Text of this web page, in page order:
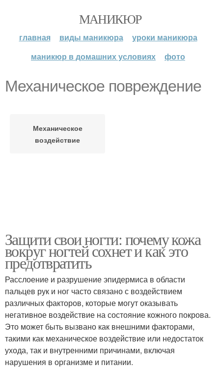
МАНИКЮР
главная виды маникюра
уроки маникюра
маникюр в домашних условиях
фото
Механическое повреждение
Механическое
воздействие
Защити свои ногти: почему кожа
вокруг ногтей сохнет и как это
предотвратить
Расслоение и разрушение эпидермиса в области
пальцев рук и ног часто связано с воздействием
различных факторов, которые могут оказывать
негативное воздействие на состояние кожного покрова.
Это может быть вызвано как внешними факторами,
такими как механическое воздействие или недостаток
ухода, так и внутренними причинами, включая
нарушения в организме и питании.